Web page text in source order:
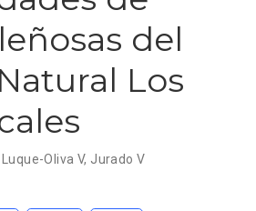
del
Los
Luque-Oliva V, Jurado V